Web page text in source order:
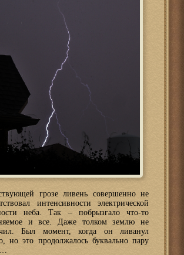
грозе ливень совершенно не
интенсивности электрической
неба. Так – побрызгало что-то
и все. Даже толком землю не
Был момент, когда он ливанул
но это продолжалось буквально пару